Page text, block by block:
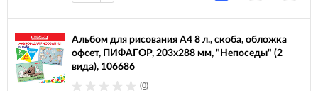
Альбом для рисования А4 8 л., скоба, обложка
офсет, ПИФАГОР, 203х288 мм, "Непоседы" (2
вида), 106686
(0)